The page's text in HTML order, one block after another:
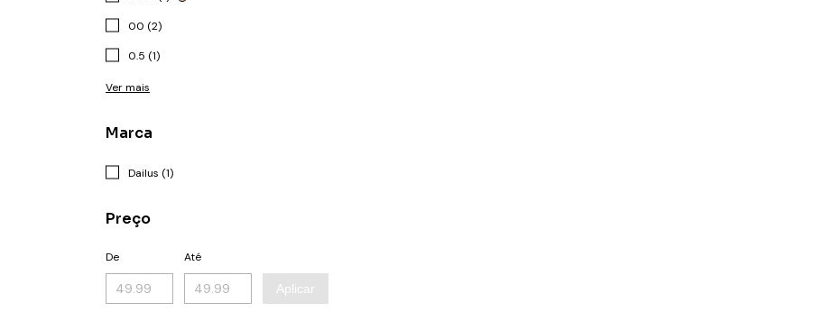
00 (2)
0.5 (1)
Ver mais
Marca
Dailus (1)
Preço
De Até
Aplicar